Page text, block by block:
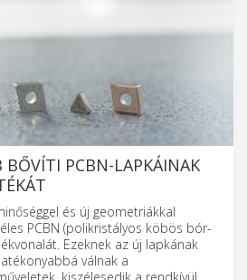
BŐVÍTI PCBN-LAPKÁINAK
és új geometriákkal
PCBN (polikristályos köbös bór-
Ezeknek az új lapkának
válnak a